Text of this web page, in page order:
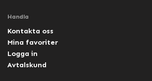
Handla
Kontakta oss
Mina favoriter
Logga in
Avtalskund